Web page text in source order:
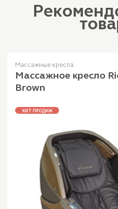
Массажные кресла
Массажное кресло
Brown
ХИТ ПРОДАЖ